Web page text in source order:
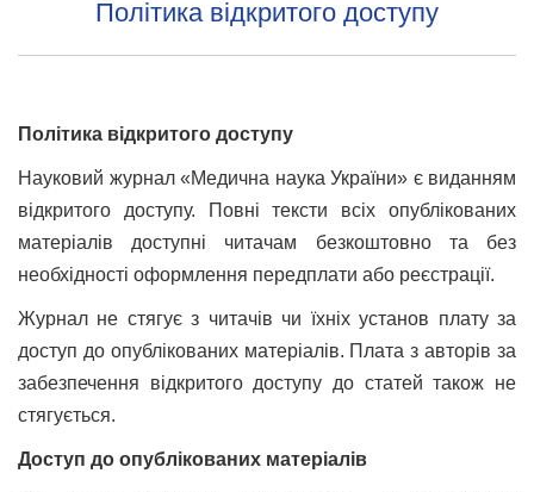
Політика відкритого доступу
Політика відкритого доступу
Науковий журнал «Медична наука України» є виданням
відкритого доступу. Повні тексти всіх опублікованих
матеріалів доступні читачам безкоштовно та без
необхідності оформлення передплати або реєстрації.
Журнал не стягує з читачів чи їхніх установ плату за
доступ до опублікованих матеріалів. Плата з авторів за
забезпечення відкритого доступу до статей також не
стягується.
Доступ до опублікованих матеріалів